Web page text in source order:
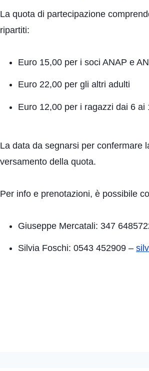
La quota di partecipazione
ripartiti:
Euro 15,00 per i soci ANAP e
Euro 22,00 per gli altri adulti
Euro 12,00 per i ragazzi dai 6 ai
La data da segnarsi per confermare
versamento della quota.
Per info e prenotazioni, è possibile
Giuseppe Mercatali: 347
Silvia Foschi: 0543 452909 –